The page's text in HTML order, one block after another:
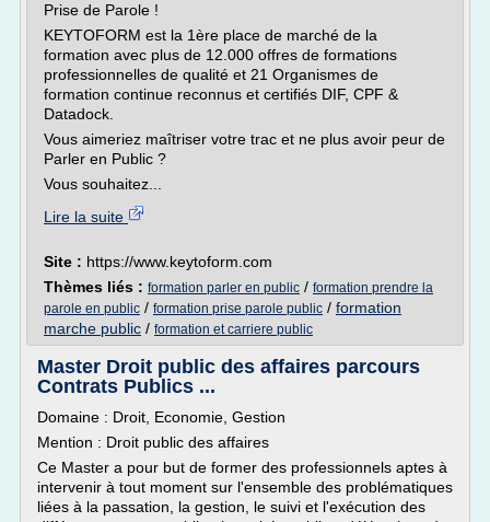
Prise de Parole !
KEYTOFORM est la 1ère place de marché de la
formation avec plus de 12.000 offres de formations
professionnelles de qualité et 21 Organismes de
formation continue reconnus et certifiés DIF, CPF &
Datadock.
Vous aimeriez maîtriser votre trac et ne plus avoir peur de
Parler en Public ?
Vous souhaitez...
Lire la suite
Site : https://www.keytoform.com
Thèmes liés : formation parler en public / formation prendre la
parole en public / formation prise parole public / formation
marche public / formation et carriere public
Master Droit public des affaires parcours
Contrats Publics ...
Domaine : Droit, Economie, Gestion
Mention : Droit public des affaires
Ce Master a pour but de former des professionnels aptes à
intervenir à tout moment sur l'ensemble des problématiques
liées à la passation, la gestion, le suivi et l'exécution des